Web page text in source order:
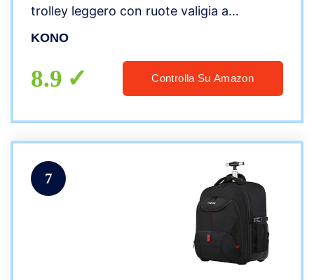
trolley leggero con ruote valigia a
mano,Zaino moda Anime Zaino luminoso
KONO
8.9 Controlla Su Amazon
7